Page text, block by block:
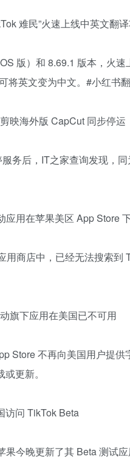
难民”火速上线中英文翻
版）和 8.69.1 版本，火
将英文变为中文。#小红书
映海外版 CapCut 同步停运
务后，IT之家查询发现，
应用在苹果美区 App Store
用商店中，已经无法搜索
旗下应用在美国已不可用
Store 不再向美国用户提
更新。
访问 TikTok Beta
果今晚更新了其 Beta 测试